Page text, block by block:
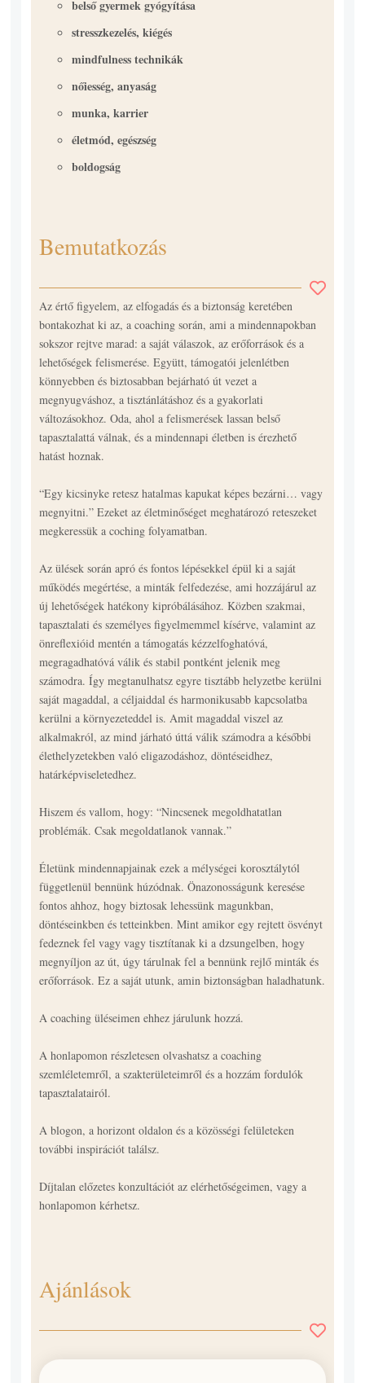
belső gyermek gyógyítása
stresszkezelés, kiégés
mindfulness technikák
nőiesség, anyaság
munka, karrier
életmód, egészség
boldogság
Bemutatkozás
Az értő figyelem, az elfogadás és a biztonság keretében
bontakozhat ki az, a coaching során, ami a mindennapokban
sokszor rejtve marad: a saját válaszok, az erőforrások és a
lehetőségek felismerése. Együtt, támogatói jelenlétben
könnyebben és biztosabban bejárható út vezet a
megnyugváshoz, a tisztánlátáshoz és a gyakorlati
változásokhoz. Oda, ahol a felismerések lassan belső
tapasztalattá válnak, és a mindennapi életben is érezhető
hatást hoznak.
“Egy kicsinyke retesz hatalmas kapukat képes bezárni… vagy
megnyitni.” Ezeket az életminőséget meghatározó reteszeket
megkeressük a coching folyamatban.
Az ülések során apró és fontos lépésekkel épül ki a saját
működés megértése, a minták felfedezése, ami hozzájárul az
új lehetőségek hatékony kipróbálásához. Közben szakmai,
tapasztalati és személyes figyelmemmel kísérve, valamint az
önreflexióid mentén a támogatás kézzelfoghatóvá,
megragadhatóvá válik és stabil pontként jelenik meg
számodra. Így megtanulhatsz egyre tisztább helyzetbe kerülni
saját magaddal, a céljaiddal és harmonikusabb kapcsolatba
kerülni a környezeteddel is. Amit magaddal viszel az
alkalmakról, az mind járható úttá válik számodra a későbbi
élethelyzetekben való eligazodáshoz, döntéseidhez,
határképviseletedhez.
Hiszem és vallom, hogy: “Nincsenek megoldhatatlan
problémák. Csak megoldatlanok vannak.”
Életünk mindennapjainak ezek a mélységei korosztálytól
függetlenül bennünk húzódnak. Önazonosságunk keresése
fontos ahhoz, hogy biztosak lehessünk magunkban,
döntéseinkben és tetteinkben. Mint amikor egy rejtett ösvényt
fedeznek fel vagy vagy tisztítanak ki a dzsungelben, hogy
megnyíljon az út, úgy tárulnak fel a bennünk rejlő minták és
erőforrások. Ez a saját utunk, amin biztonságban haladhatunk.
A coaching üléseimen ehhez járulunk hozzá.
A honlapomon részletesen olvashatsz a coaching
szemléletemről, a szakterületeimről és a hozzám fordulók
tapasztalatairól.
A blogon, a horizont oldalon és a közösségi felületeken
további inspirációt találsz.
Díjtalan előzetes konzultációt az elérhetőségeimen, vagy a
honlapomon kérhetsz.
Ajánlások